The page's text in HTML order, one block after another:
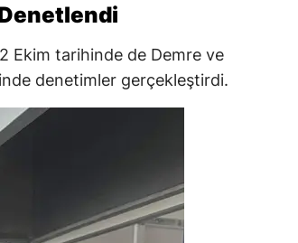
Ekim tarihinde de Demre ve
denetimler gerçekleştirdi.